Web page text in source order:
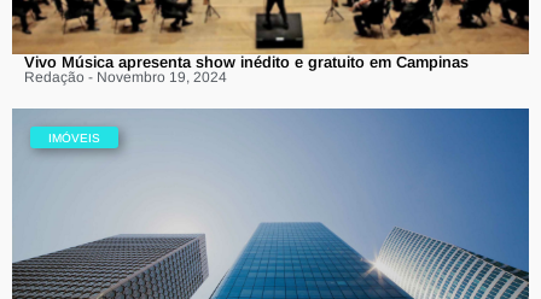
Vivo Música apresenta show inédito e gratuito em Campinas
Redação - Novembro 19, 2024
IMÓVEIS